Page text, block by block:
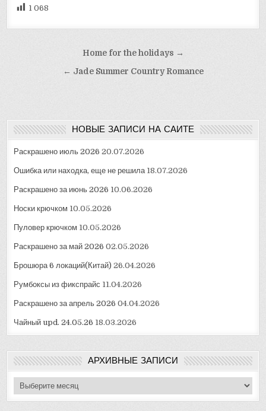
1 068
НавигацияHome for the holidays →
← Jade Summer Country Romance
НОВЫЕ ЗАПИСИ НА САЙТЕ
Раскрашено июль 2026 20.07.2026
Ошибка или находка, еще не решила 18.07.2026
Раскрашено за июнь 2026 10.06.2026
Носки крючком 10.05.2026
Пуловер крючком 10.05.2026
Раскрашено за май 2026 02.05.2026
Брошюра 6 локаций(Китай) 26.04.2026
Румбоксы из фикспрайс 11.04.2026
Раскрашено за апрель 2026 04.04.2026
Чайный upd. 24.05.26 18.03.2026
АРХИВНЫЕ ЗАПИСИ
Архивные
записи